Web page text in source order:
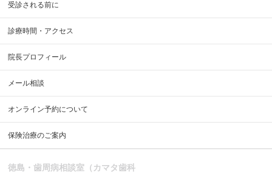
受診される前に
診療時間・アクセス
院長プロフィール
メール相談
オンライン予約について
保険治療のご案内
徳島・歯周病相談室（カマタ歯科